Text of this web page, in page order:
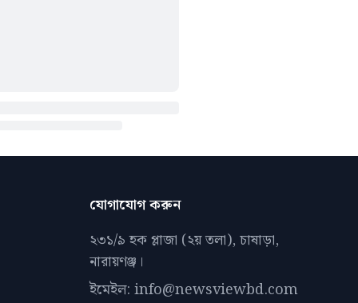
যোগাযোগ করুন
২৩১/৯ হক প্লাজা (২য় তলা), চাষাড়া,
নারায়ণঞ্জ।
ইমেইল: info@newsviewbd.com